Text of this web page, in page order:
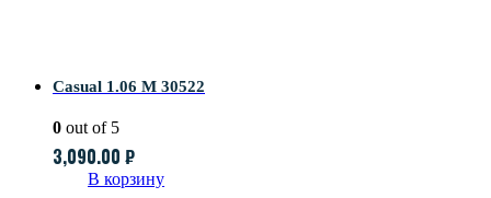
Casual 1.06 M 30522
0 out of 5
3,090.00 ₽
В корзину